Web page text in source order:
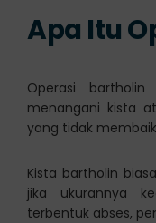
Apa Itu
Operasi
menangani kista
yang tidak
Kista bartholin
jika ukurannya
terbentuk abses,